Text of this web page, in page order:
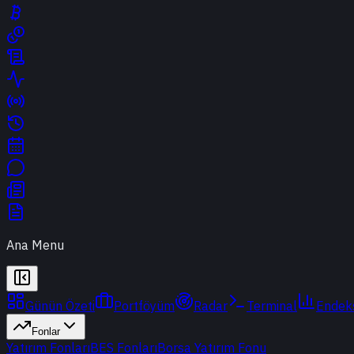
Ana Menu
Günün Özeti Portföyüm Radar Terminal
Fonlar
Yatırım FonlarıBES FonlarıBorsa Yatırım Fonu